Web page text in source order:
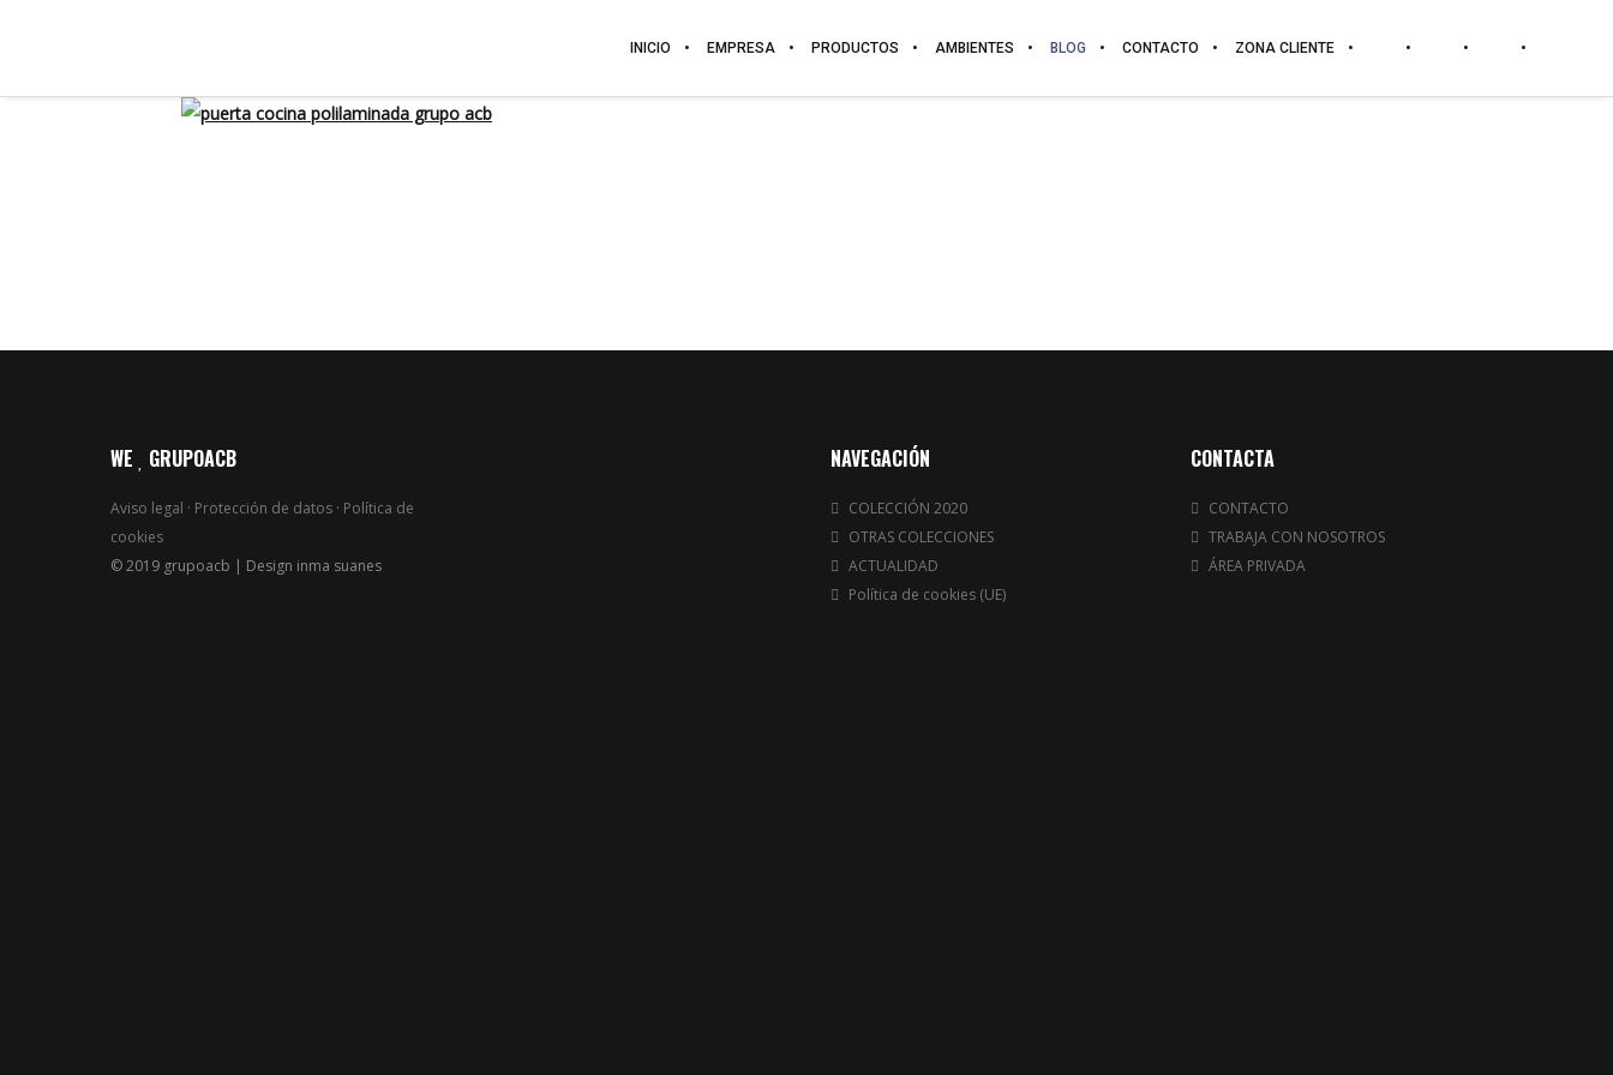
INICIO EMPRESA PRODUCTOS AMBIENTES BLOG CONTACTO ZONA CLIENTE
WE GRUPOACB
Aviso legal · Protección de datos · Política de
cookies
© 2019 grupoacb | Design inma suanes
NAVEGACIÓN
COLECCIÓN 2020
OTRAS COLECCIONES
ACTUALIDAD
Política de cookies (UE)
CONTACTA
CONTACTO
TRABAJA CON NOSOTROS
ÁREA PRIVADA